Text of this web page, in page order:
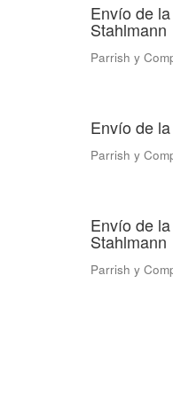
Envío de
Stahlmann
Parrish y
Envío de
Parrish y
Envío de
Stahlmann
Parrish y